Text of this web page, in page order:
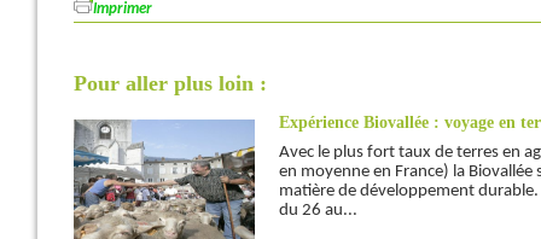
Imprimer
Pour aller plus loin :
Expérience Biovallée : voyage en
Avec le plus fort taux de terres en
en moyenne en France) la
matière de développement durable.
du 26 au...